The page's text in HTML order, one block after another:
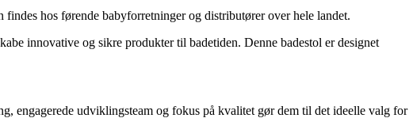
hos førende babyforretninger og distributører over hele landet.
innovative og sikre produkter til badetiden. Denne badestol er designet
engagerede udviklingsteam og fokus på kvalitet gør dem til det ideelle valg for